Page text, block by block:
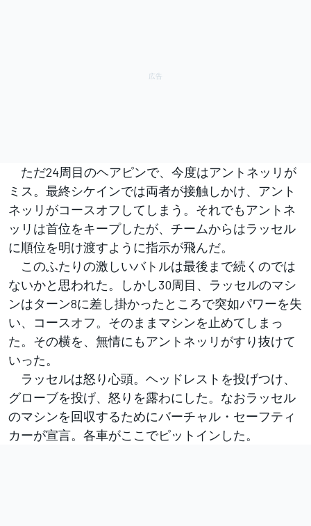
ただ24周目のヘアピンで、今度はアントネッリが
ミス。最終シケインでは両者が接触しかけ、アント
ネッリがコースオフしてしまう。それでもアントネ
ッリは首位をキープしたが、チームからはラッセル
に順位を明け渡すように指示が飛んだ。
このふたりの激しいバトルは最後まで続くのでは
ないかと思われた。しかし30周目、ラッセルのマシ
ンはターン8に差し掛かったところで突如パワーを失
い、コースオフ。そのままマシンを止めてしまっ
た。その横を、無情にもアントネッリがすり抜けて
いった。
ラッセルは怒り心頭。ヘッドレストを投げつけ、
グローブを投げ、怒りを露わにした。なおラッセル
のマシンを回収するためにバーチャル・セーフティ
カーが宣言。各車がここでピットインした。